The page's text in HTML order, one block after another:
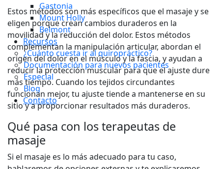
Gastonia
Mount Holly
Belmont
Recursos
¿Cuánto cuesta ir al quiropráctico?
Documentación para nuevos pacientes
Especial
Blog
Contacto
Estos métodos son más específicos que el masaje y se
eligen porque crean cambios duraderos en la
movilidad y la reducción del dolor. Estos métodos
complementan la manipulación articular, abordan el
origen del dolor en el músculo y la fascia, y ayudan a
reducir la protección muscular para que el ajuste dure
más tiempo. Cuando los tejidos circundantes
funcionan mejor, tu ajuste tiende a mantenerse en su
sitio y a proporcionar resultados más duraderos.
Qué pasa con los terapeutas de
masaje
Si el masaje es lo más adecuado para tu caso,